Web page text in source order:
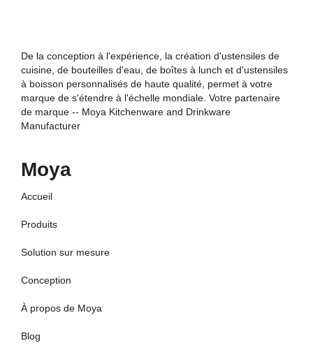
De la conception à l'expérience, la création d'ustensiles de
cuisine, de bouteilles d'eau, de boîtes à lunch et d'ustensiles
à boisson personnalisés de haute qualité, permet à votre
marque de s'étendre à l'échelle mondiale. Votre partenaire
de marque -- Moya Kitchenware and Drinkware
Manufacturer
Moya
Accueil
Produits
Solution sur mesure
Conception
À propos de Moya
Blog